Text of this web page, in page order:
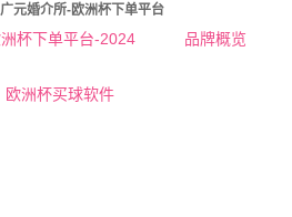
广元婚介所-欧洲杯下单平台
杯下单平台-2024
欧洲杯买球软件
品牌概览